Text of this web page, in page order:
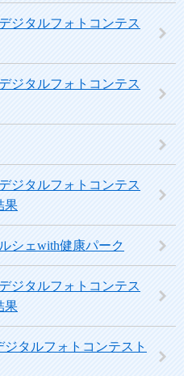
ジタルフォトコンテス
ジタルフォトコンテス
ジタルフォトコンテス
果
シェwith健康パーク
ジタルフォトコンテス
果
タルフォトコンテスト